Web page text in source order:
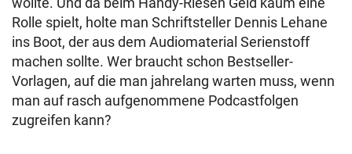
Rolle spielt, holte man Schriftsteller Dennis Lehane
ins Boot, der aus dem Audiomaterial Serienstoff
machen sollte. Wer braucht schon Bestseller-
Vorlagen, auf die man jahrelang warten muss, wenn
man auf rasch aufgenommene Podcastfolgen
zugreifen kann?